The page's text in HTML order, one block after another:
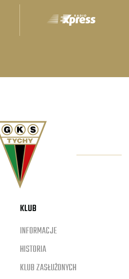
KLUB
INFORMACJE
HISTORIA
KLUB ZASŁUŻONYCH